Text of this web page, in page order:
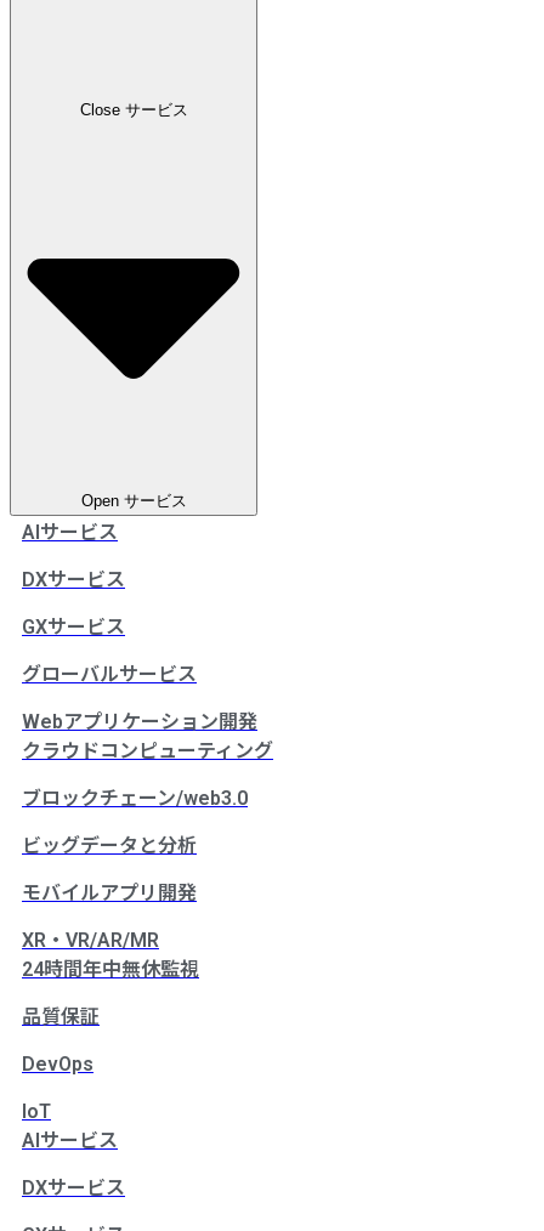
Close サービス
Open サービス
AIサービス
DXサービス
GXサービス
グローバルサービス
Webアプリケーション開発
クラウドコンピューティング
ブロックチェーン/web3.0
ビッグデータと分析
モバイルアプリ開発
XR・VR/AR/MR
24時間年中無休監視
品質保証
DevOps
IoT
AIサービス
DXサービス